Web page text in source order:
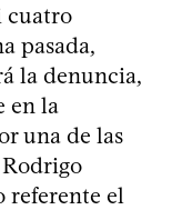
cuatro
pasada,
la denuncia,
en la
una de las
referente el